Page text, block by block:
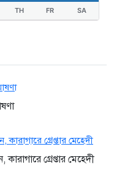
TH FR SA
গ্রেপ্তার মেহেদী